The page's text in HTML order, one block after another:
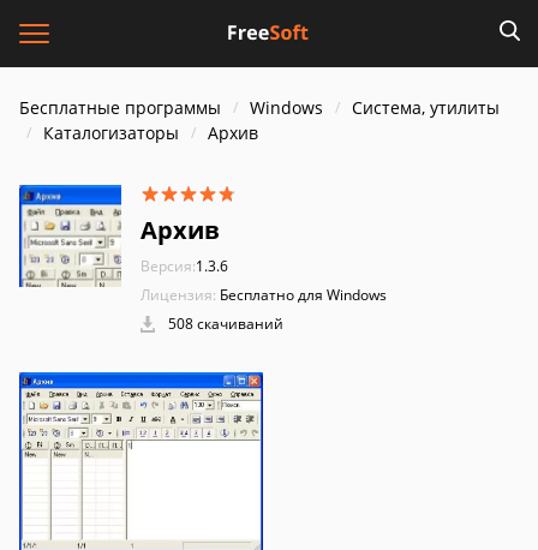
Бесплатные программы Windows
Система, утилиты
Каталогизаторы
Архив
Архив
Версия:1.3.6
Лицензия: Бесплатно для Windows
508 скачиваний